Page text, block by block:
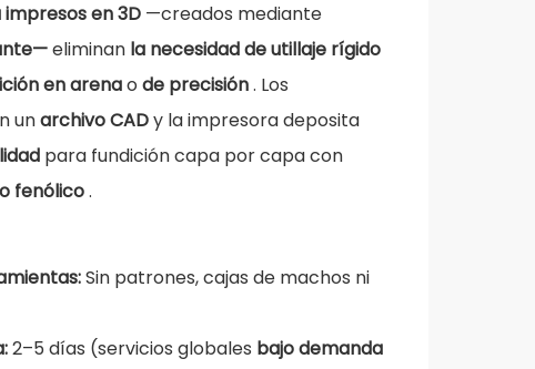
en 3D —creados mediante
eliminan la necesidad de utillaje rígido
en arenaode precisión. Los
unarchivo CADy la impresora deposita
para fundición capa por capa con
fenólico.
Sin patrones, cajas de machos ni
2–5 días (servicios globales bajo demanda